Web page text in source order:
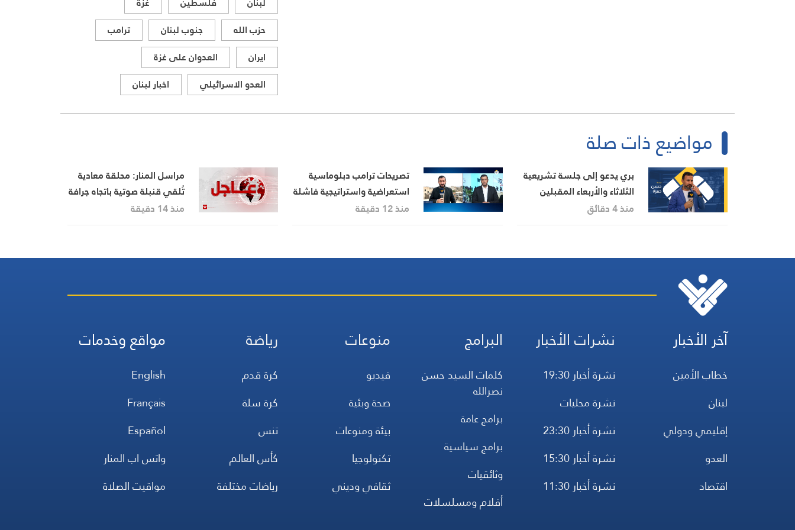
حزب الله
جنوب لبنان
ترامب
ايران
العدوان على غزة
العدو الاسرائيلي
اخبار لبنان
مواضيع ذات صلة
بري يدعو إلى جلسة تشريعية
الثلاثاء والأربعاء المقبلين
منذ 4 دقائق
تصريحات ترامب دبلوماسية
استعراضية واستراتيجية فاشلة
منذ 12 دقيقة
مراسل المنار: محلقة معادية
تُلقي قنبلة صوتية باتجاه جرافة
تابعة للجيش اللبناني أثناء
منذ 14 دقيقة
آخر الأخبار
خطاب الأمين
لبنان
إقليمي ودولي
العدو
اقتصاد
نشرات الأخبار
نشرة أخبار 19:30
نشرة محليات
نشرة أخبار 23:30
نشرة أخبار 15:30
نشرة أخبار 11:30
البرامج
كلمات السيد حسن
نصرالله
برامج عامة
برامج سياسية
وثائقيات
أفلام ومسلسلات
منوعات
فيديو
صحة وبئية
بيئة ومنوعات
تكنولوجيا
ثقافي وديني
رياضة
كرة قدم
كرة سلة
تنس
كأس العالم
رياضات مختلفة
مواقع وخدمات
English
Français
Español
واتس اب المنار
مواقيت الصلاة